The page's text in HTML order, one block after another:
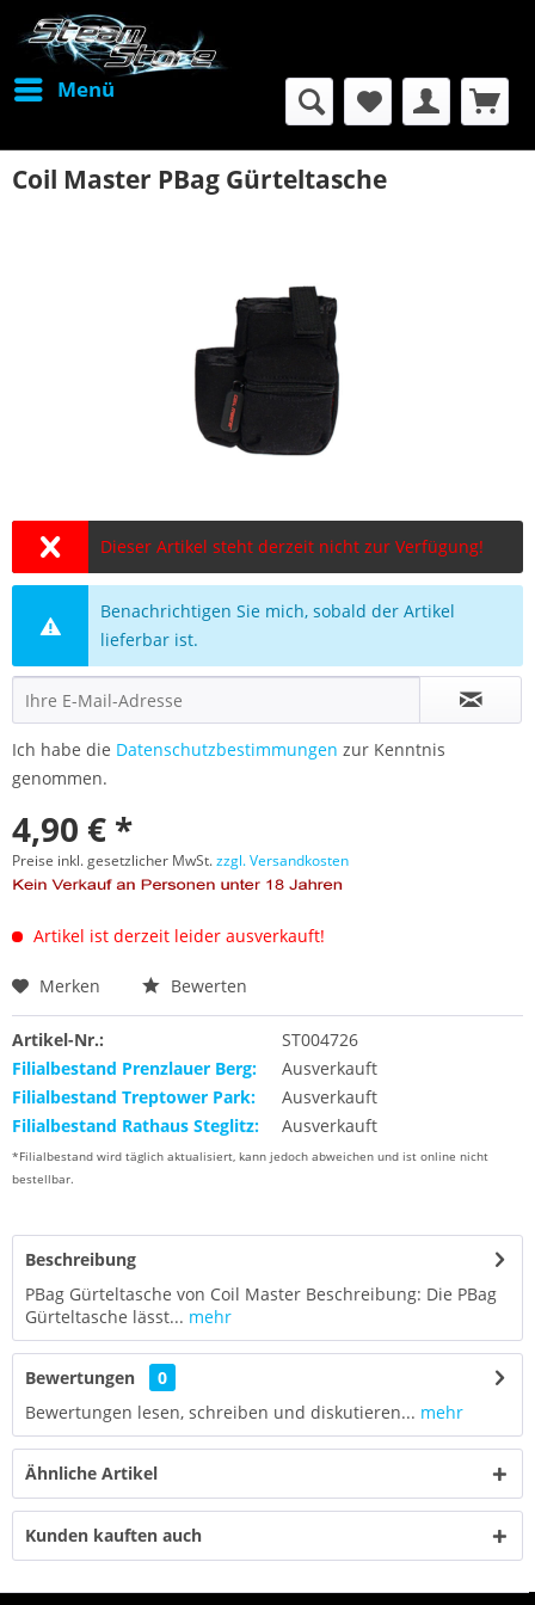
Menü
Coil Master PBag Gürteltasche
Dieser Artikel steht derzeit nicht zur Verfügung!
Benachrichtigen Sie mich, sobald der Artikel
lieferbar ist.
Ich habe die Datenschutzbestimmungen zur Kenntnis
genommen.
4,90 € *
Preise inkl. gesetzlicher MwSt.zzgl. Versandkosten
Artikel ist derzeit leider ausverkauft!
Merken Bewerten
Artikel-Nr.:
ST004726
Filialbestand Prenzlauer Berg:
Ausverkauft
Filialbestand Treptower Park:
Ausverkauft
Filialbestand Rathaus Steglitz:
Ausverkauft
*Filialbestand wird täglich aktualisiert, kann jedoch abweichen und ist online nicht
bestellbar.
Beschreibung
PBag Gürteltasche von Coil Master Beschreibung: Die PBag
Gürteltasche lässt... mehr
Bewertungen
0
Bewertungen lesen, schreiben und diskutieren... mehr
Ähnliche Artikel
Kunden kauften auch